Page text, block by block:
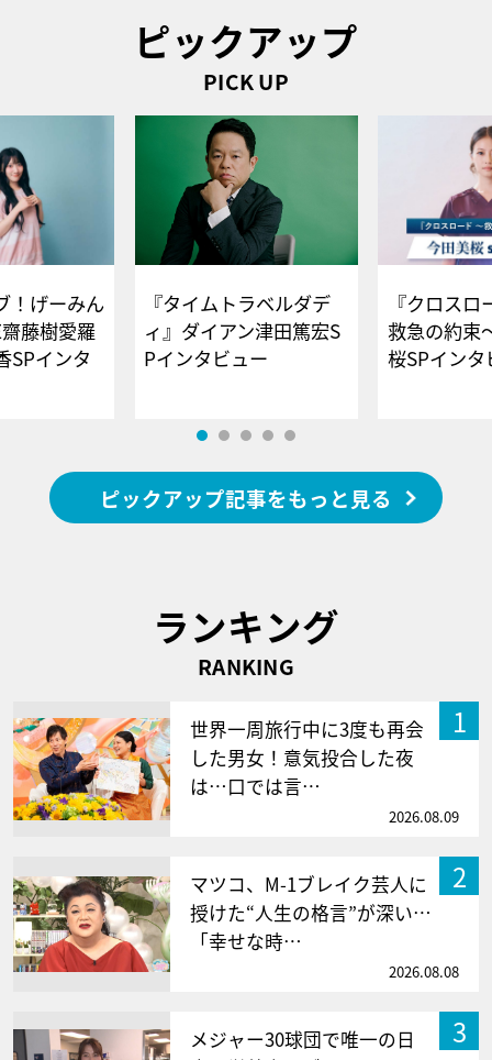
ピックアップ
PICK UP
！げーみん
藤樹愛羅
SPインタ
『タイムトラベルダデ
ィ』ダイアン津田篤宏S
Pインタビュー
『クロス
救急の約束
桜SPイ
ピックアップ記事をもっと見る
ランキング
RANKING
1
世界一周旅行中に3度も再会
した男女！意気投合した夜
は…口では言…
2026.08.09
2
マツコ、M-1ブレイク芸人に
授けた“人生の格言”が深い…
「幸せな時…
2026.08.08
3
メジャー30球団で唯一の日